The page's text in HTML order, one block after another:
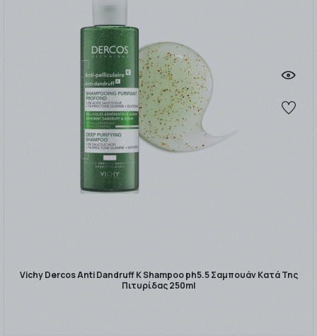
Vichy Dercos Anti Dandruff K Shampoo ph5.5 Σαμπουάν Κατά Της
Πιτυρίδας 250ml